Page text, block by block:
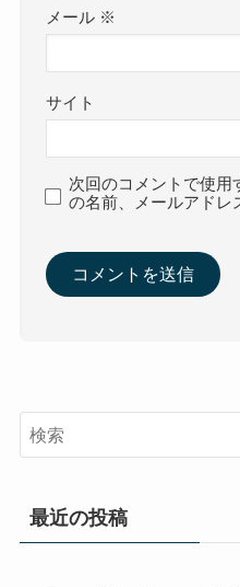
メール ※
サイト
次回のコメントで使用
の名前、メールアドレ
最近の投稿